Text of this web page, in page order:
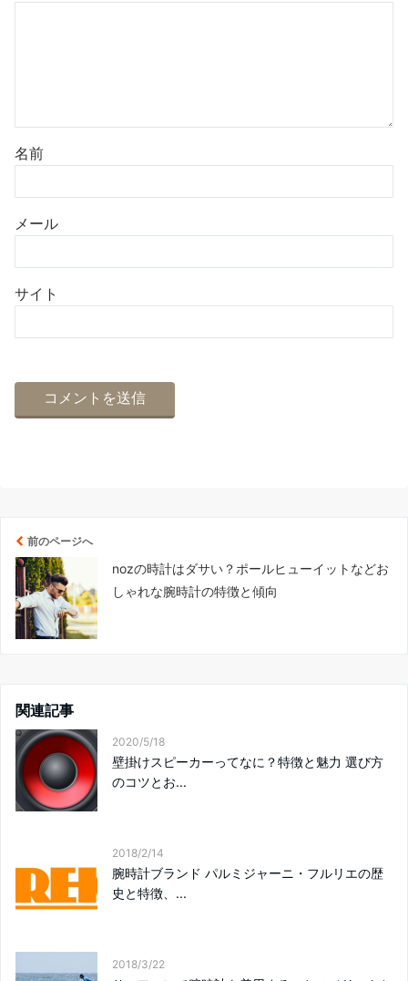
名前
メール
サイト
前のページへ
nozの時計はダサい？ポールヒューイットなどお
しゃれな腕時計の特徴と傾向
関連記事
2020/5/18
壁掛けスピーカーってなに？特徴と魅力 選び方
のコツとお...
2018/2/14
腕時計ブランド パルミジャーニ・フルリエの歴
史と特徴、...
2018/3/22